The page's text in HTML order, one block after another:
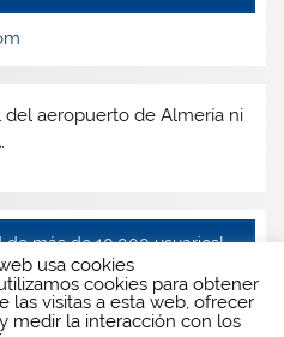
aeropuerto de Almería ni
de más de 10.000 usuarios!
usa cookies
cookies para obtener
las visitas a esta web, ofrecer
medir la interacción con los